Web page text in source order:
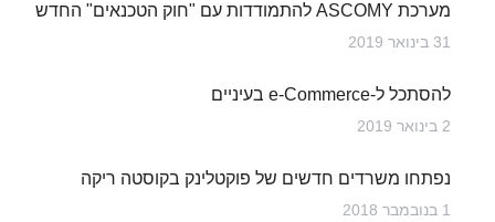
מערכת ASCOMY להתמודדות עם "חוק הטכנאים" החדש
31 בינואר 2019
להסתכל ל-e-Commerce בעיניים
2 בינואר 2019
נפתחו משרדים חדשים של פוקטלינק בקוסטה ריקה
1 בנובמבר 2018